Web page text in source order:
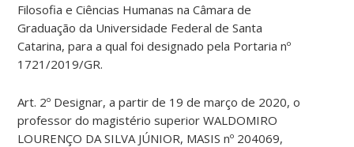
Filosofia e Ciências Humanas na Câmara de
Graduação da Universidade Federal de Santa
Catarina, para a qual foi designado pela Portaria nº
1721/2019/GR.
Art. 2º Designar, a partir de 19 de março de 2020, o
professor do magistério superior WALDOMIRO
LOURENÇO DA SILVA JÚNIOR, MASIS nº 204069,